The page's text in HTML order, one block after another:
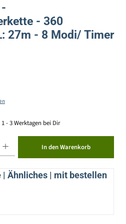
- 360
27m - 8 Modi/ Timer
- 3 Werktagen bei Dir
In den Warenkorb
| Ähnliches | mit bestellen